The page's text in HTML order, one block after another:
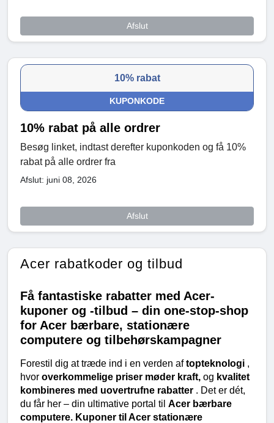
Afslut
10% rabat
KUPONKODE
10% rabat på alle ordrer
Besøg linket, indtast derefter kuponkoden og få 10%
rabat på alle ordrer fra
Afslut: juni 08, 2026
Afslut
Acer rabatkoder og tilbud
Få fantastiske rabatter med Acer-
kuponer og -tilbud – din one-stop-shop
for Acer bærbare, stationære
computere og tilbehørskampagner
Forestil dig at træde ind i en verden af topteknologi ,
hvor overkommelige priser møder kraft, og kvalitet
kombineres med uovertrufne rabatter . Det er dét,
du får her – din ultimative portal til Acer bærbare
computere. Kuponer til Acer stationære